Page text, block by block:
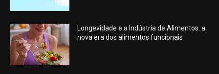
Longevidade e a Indústria de Alimentos: a
nova era dos alimentos funcionais